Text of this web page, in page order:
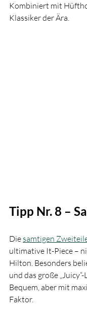
Kombiniert mit
Klassiker der Ära.
Tipp Nr. 8 –
Die samtigen
ultimative It-Piece –
Hilton. Besonders
und das große
Bequem, aber mit
Faktor.